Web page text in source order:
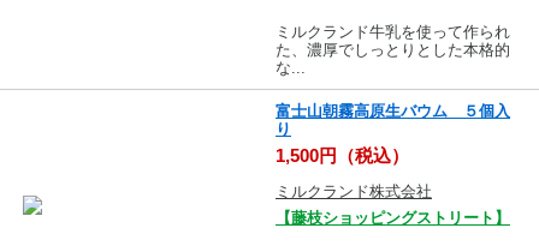
ミルクランド牛乳を使って作られ
た、濃厚でしっとりとした本格的
な...
富士山朝霧高原生バウム ５個入
り
1,500円（税込）
ミルクランド株式会社
【藤枝ショッピングストリート】